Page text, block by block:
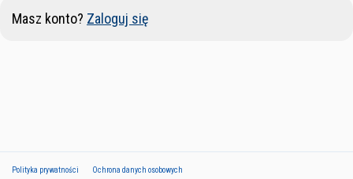
Masz konto? Zaloguj się
Polityka prywatności Ochrona danych osobowych